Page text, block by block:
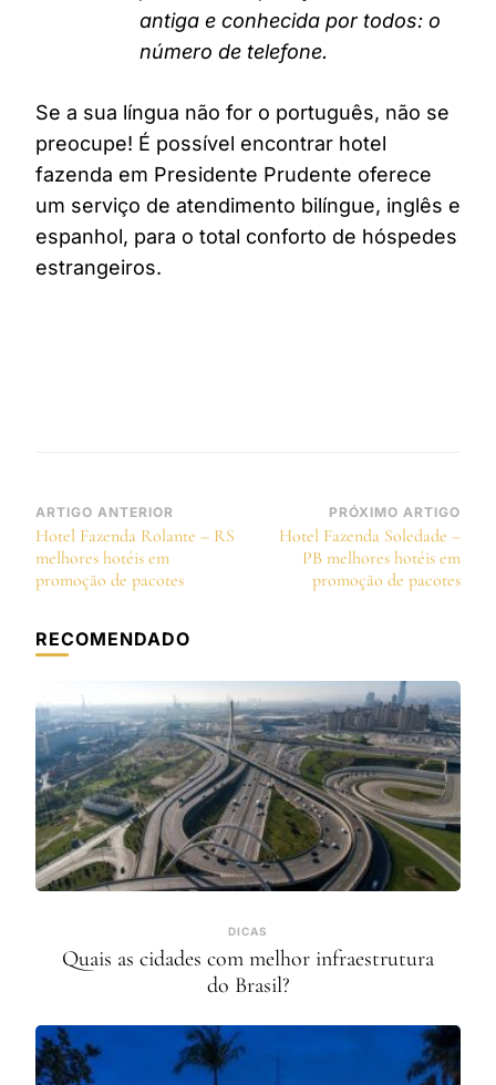
antiga e conhecida por todos: o
número de telefone.
Se a sua língua não for o português, não se
preocupe! É possível encontrar hotel
fazenda em Presidente Prudente oferece
um serviço de atendimento bilíngue, inglês e
espanhol, para o total conforto de hóspedes
estrangeiros.
Navegação
de
post
ARTIGO ANTERIOR
Hotel Fazenda Rolante – RS
melhores hotéis em
promoção de pacotes
PRÓXIMO ARTIGO
Hotel Fazenda Soledade –
PB melhores hotéis em
promoção de pacotes
RECOMENDADO
DICAS
Quais as cidades com melhor infraestrutura
do Brasil?